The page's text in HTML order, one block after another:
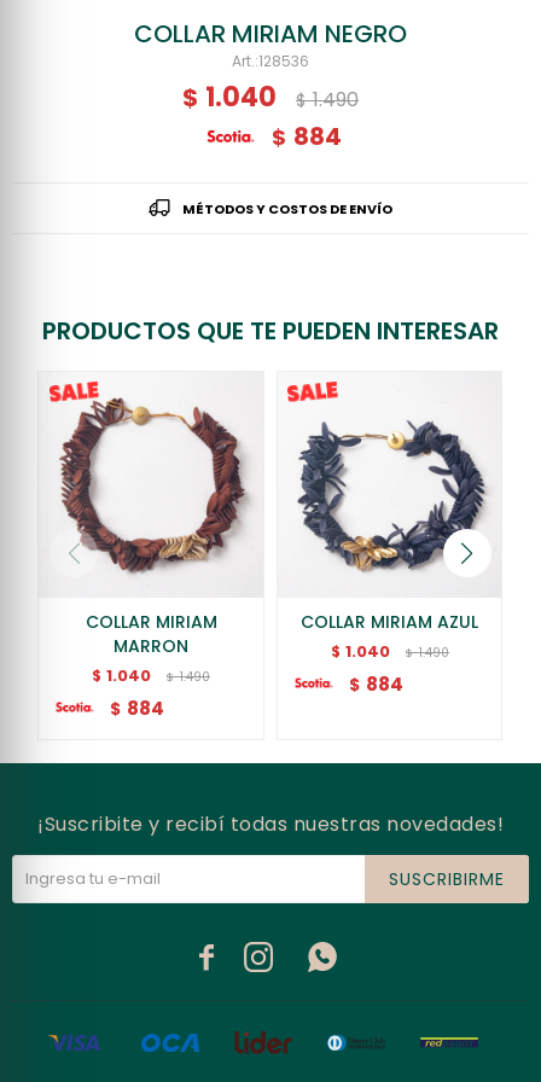
COLLAR MIRIAM NEGRO
128536
$ 1.040 $ 1.490
$ 884
MÉTODOS Y COSTOS DE ENVÍO
PRODUCTOS QUE TE PUEDEN INTERESAR
COLLAR MIRIAM
MARRON
$ 1.040 $ 1.490
$ 884
COLLAR MIRIAM AZUL
$ 1.040 $ 1.490
$ 884
¡Suscribite y recibí todas nuestras novedades!
SUSCRIBIRME
  